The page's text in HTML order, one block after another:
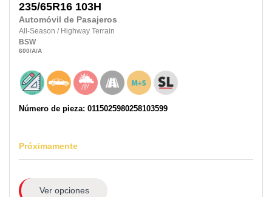
235/65R16 103H
Automóvil de Pasajeros
All-Season / Highway Terrain
BSW
600/A/A
Número de pieza: 0115025980258103599
Próximamente
Ver opciones